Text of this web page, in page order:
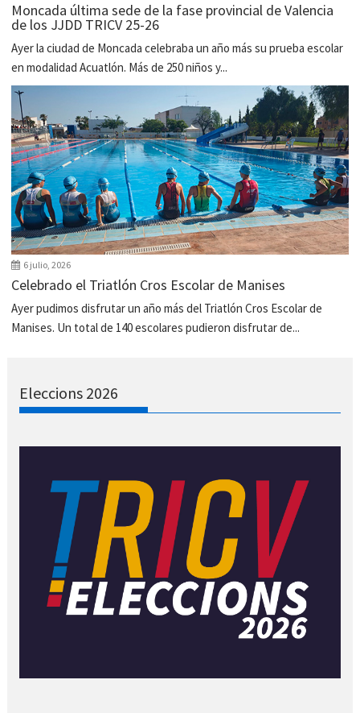
Moncada última sede de la fase provincial de Valencia
de los JJDD TRICV 25-26
Ayer la ciudad de Moncada celebraba un año más su prueba escolar
en modalidad Acuatlón. Más de 250 niños y...
6 julio, 2026
Celebrado el Triatlón Cros Escolar de Manises
Ayer pudimos disfrutar un año más del Triatlón Cros Escolar de
Manises. Un total de 140 escolares pudieron disfrutar de...
Eleccions 2026